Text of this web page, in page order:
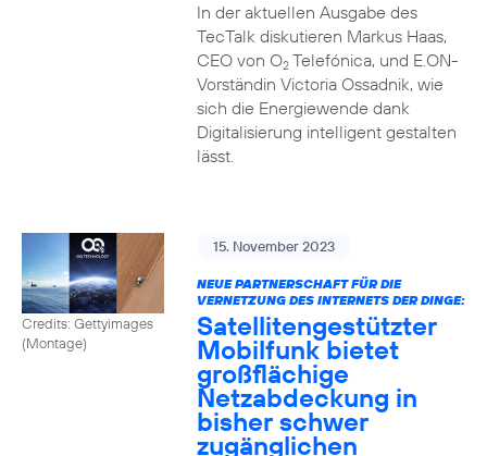
In der aktuellen Ausgabe des
TecTalk diskutieren Markus Haas,
CEO von O2Telefónica, und E.ON-
Vorständin Victoria Ossadnik, wie
sich die Energiewende dank
Digitalisierung intelligent gestalten
lässt.
Credits: Gettyimages
(Montage)
15. November 2023
NEUE PARTNERSCHAFT FÜR DIE
VERNETZUNG DES INTERNETS DER DINGE:
Satellitengestützter
Mobilfunk bietet
großflächige
Netzabdeckung in
bisher schwer
zugänglichen